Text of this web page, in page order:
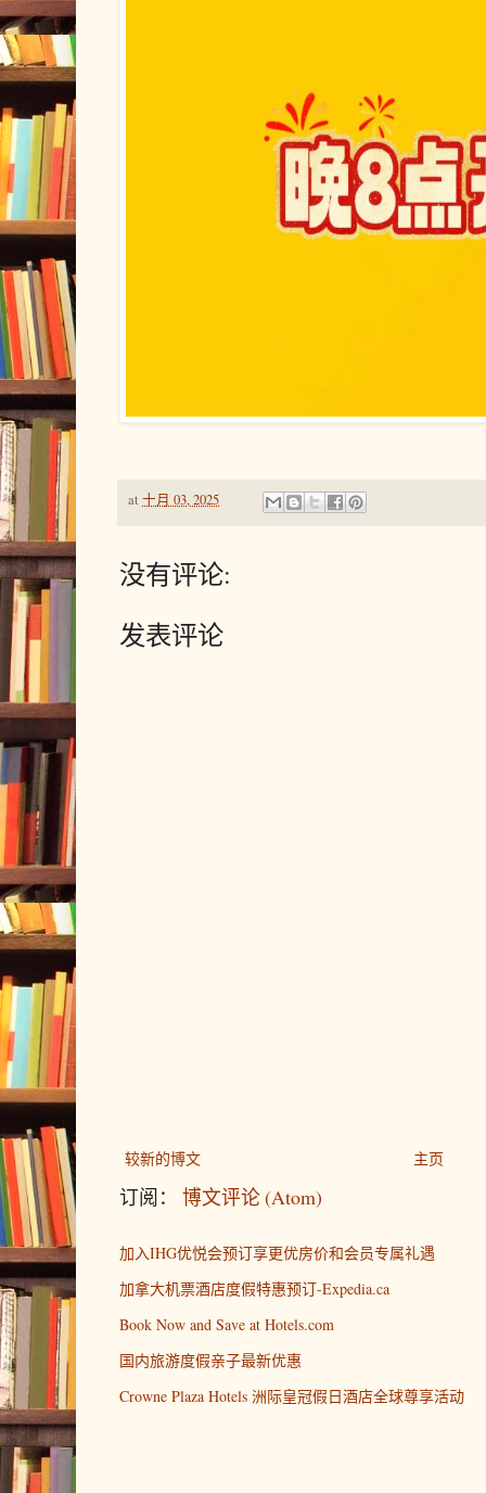
at 十月 03, 2025
没有评论:
发表评论
较新的博文 主页
订阅： 博文评论 (Atom)
加入IHG优悦会预订享更优房价和会员专属礼遇
加拿大机票酒店度假特惠预订-Expedia.ca
Book Now and Save at Hotels.com
国内旅游度假亲子最新优惠
Crowne Plaza Hotels 洲际皇冠假日酒店全球尊享活动